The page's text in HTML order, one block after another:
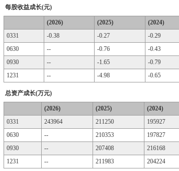
每股收益成长(元)
(2026) (2025)
(2024)
0331
-0.38 -0.27
-0.29
0630
-- -0.76
-0.43
0930
-- -1.65
-0.79
1231
-- -4.98 -0.65
总资产成长(万元)
(2026) (2025)
(2024)
0331
243964 211250
195927
0630
-- 210353
197827
0930
-- 207408
216168
1231
-- 211983 204224